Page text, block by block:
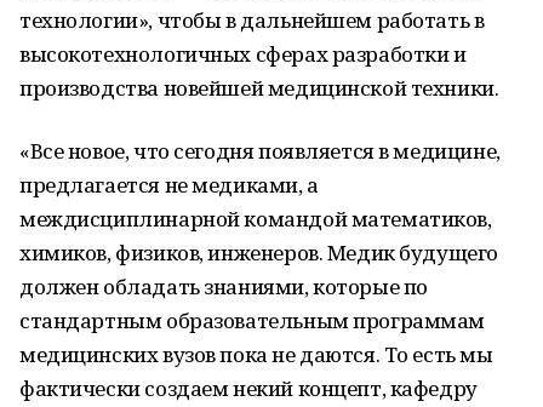
технологии», чтобы в дальнейшем работать в
высокотехнологичных сферах разработки и
производства новейшей медицинской техники.
«Все новое, что сегодня появляется в медицине,
предлагается не медиками, а
междисциплинарной командой математиков,
химиков, физиков, инженеров. Медик будущего
должен обладать знаниями, которые по
стандартным образовательным программам
медицинских вузов пока не даются. То есть мы
фактически создаем некий концепт, кафедру